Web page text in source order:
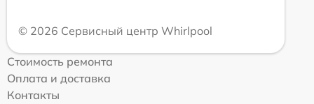
© 2026 Сервисный центр Whirlpool
Стоимость ремонта
Оплата и доставка
Контакты